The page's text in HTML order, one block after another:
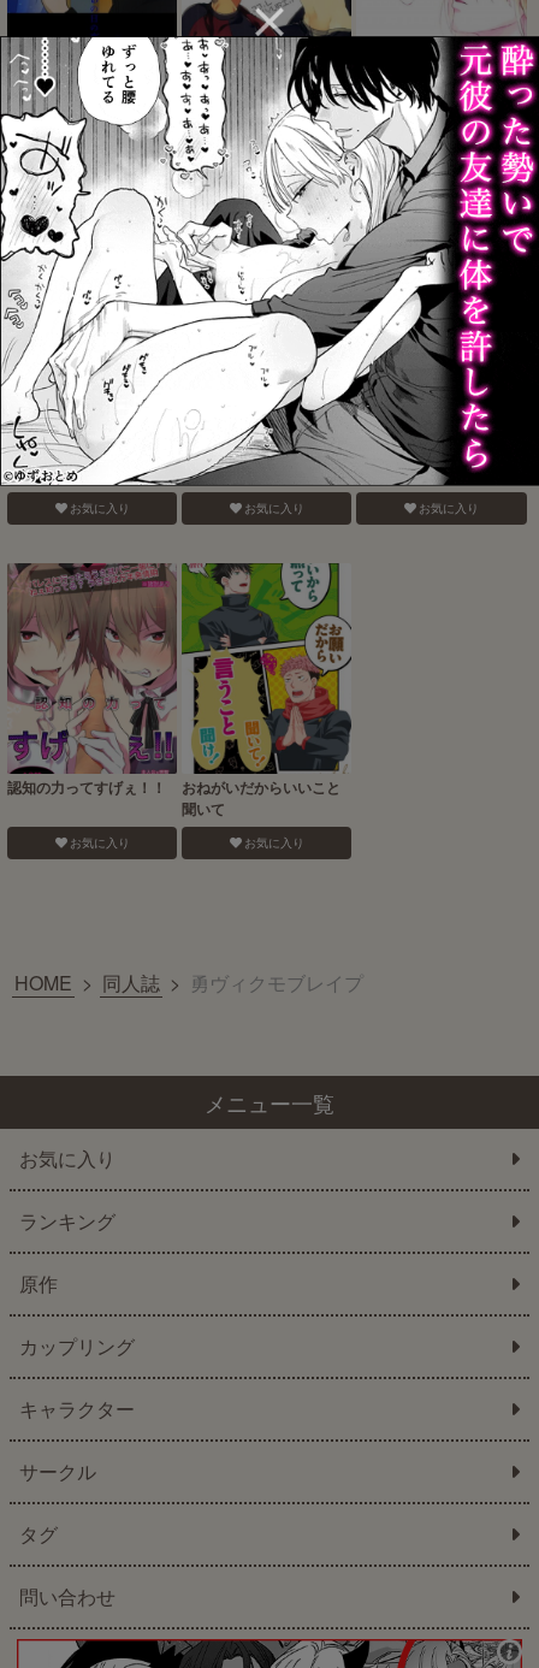
あの日の夜のif ～side V～
お気に入り
ユーリ・プリセツキーは
ガマンができない
お気に入り
メルトダウン
お気に入り
勇ヴィクモブレイプ
お気に入り
ヴィーチャがビッチャビ
ッチャ
お気に入り
バナナスプリットホット
ファッジサンデー
お気に入り
認知の力ってすげぇ！！
お気に入り
おねがいだからいいこと
聞いて
お気に入り
HOME > 同人誌 > 勇ヴィクモブレイプ
メニュー一覧
お気に入り
ランキング
原作
カップリング
キャラクター
サークル
タグ
問い合わせ